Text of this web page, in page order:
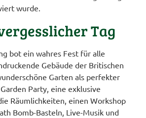
wurde.
Tag
bot ein wahres Fest für alle
Gebäude der Britischen
Garten als perfekter
Party, eine exklusive
Räumlichkeiten, einen Workshop
Bomb-Basteln, Live-Musik und